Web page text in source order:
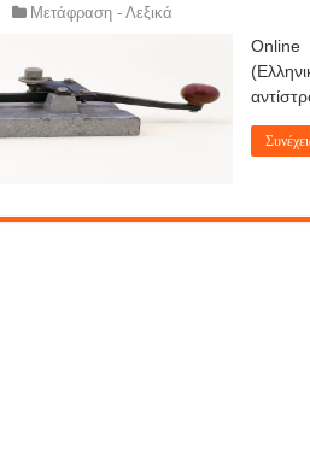
Μετάφραση - Λεξικά
Online